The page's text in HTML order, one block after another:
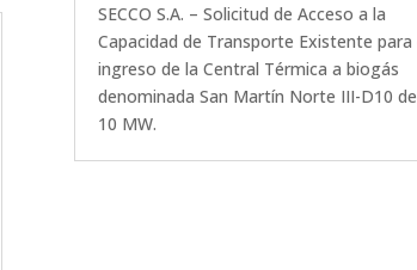
SECCO S.A. – Solicitud de Acceso a la
Capacidad de Transporte Existente para
ingreso de la Central Térmica a biogás
denominada San Martín Norte III-D10 de
10 MW.